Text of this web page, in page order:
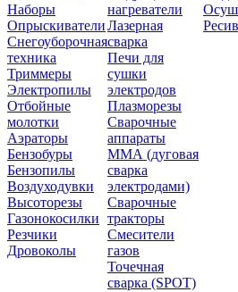
Наборы
Опрыскиватели
Снегоуборочная
техника
Триммеры
Электропилы
Отбойные
молотки
Аэраторы
Бензобуры
Бензопилы
Воздуходувки
Высоторезы
Газонокосилки
Резчики
Дровоколы
нагреватели
Лазерная
сварка
Печи для
сушки
электродов
Плазморезы
Сварочные
аппараты
ММА (дуговая
сварка
электродами)
Сварочные
тракторы
Смесители
газов
Точечная
сварка (SPOT)